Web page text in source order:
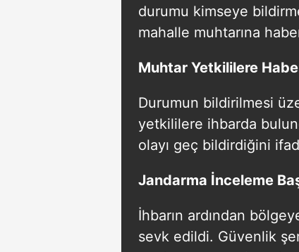
durumu kimseye
mahalle muhtarına
Muhtar Yetkililere
Durumun bildirilmesi
yetkililere ihbarda
olayı geç bildirdiğini
Jandarma İnceleme
İhbarın ardından
sevk edildi. Güvenlik